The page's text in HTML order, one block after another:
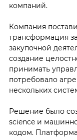
компаний.
Компания
трансформация
закупочной
создание
принимать
потребовало
нескольких
Решение было
science и
кодом.